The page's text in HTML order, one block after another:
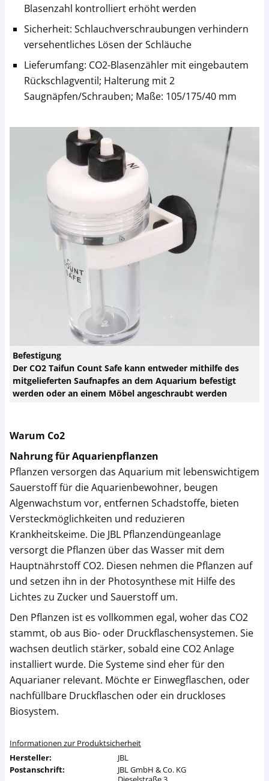
Blasenzahl kontrolliert erhöht werden
Sicherheit: Schlauchverschraubungen verhindern
versehentliches Lösen der Schläuche
Lieferumfang: CO2-Blasenzähler mit eingebautem
Rückschlagventil; Halterung mit 2
Saugnäpfen/Schrauben; Maße: 105/175/40 mm
Befestigung
Der CO2 Taifun Count Safe kann entweder mithilfe des
mitgelieferten Saufnapfes an dem Aquarium befestigt
werden oder an einem Möbel angeschraubt werden
Warum Co2
Nahrung für Aquarienpflanzen
Pflanzen versorgen das Aquarium mit lebenswichtigem
Sauerstoff für die Aquarienbewohner, beugen
Algenwachstum vor, entfernen Schadstoffe, bieten
Versteckmöglichkeiten und reduzieren
Krankheitskeime. Die JBL Pflanzendüngeanlage
versorgt die Pflanzen über das Wasser mit dem
Hauptnährstoff CO2. Diesen nehmen die Pflanzen auf
und setzen ihn in der Photosynthese mit Hilfe des
Lichtes zu Zucker und Sauerstoff um.
Den Pflanzen ist es vollkommen egal, woher das CO2
stammt, ob aus Bio- oder Druckflaschensystemen. Sie
wachsen deutlich stärker, sobald eine CO2 Anlage
installiert wurde. Die Systeme sind eher für den
Aquarianer relevant. Möchte er Einwegflaschen, oder
nachfüllbare Druckflaschen oder ein druckloses
Biosystem.
Informationen zur Produktsicherheit
Hersteller:
JBL
Postanschrift:
JBL GmbH & Co. KG